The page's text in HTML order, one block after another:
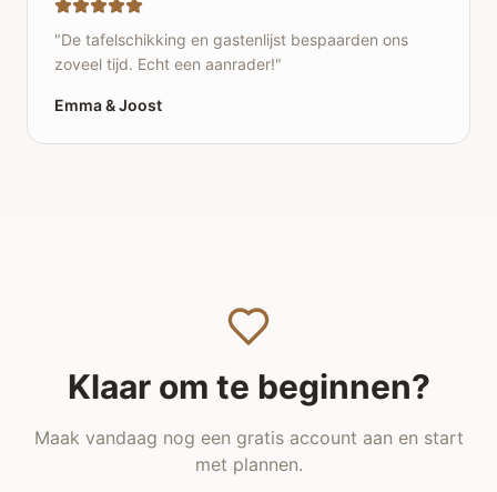
"De tafelschikking en gastenlijst bespaarden ons
zoveel tijd. Echt een aanrader!"
Emma & Joost
Klaar om te beginnen?
Maak vandaag nog een gratis account aan en start
met plannen.